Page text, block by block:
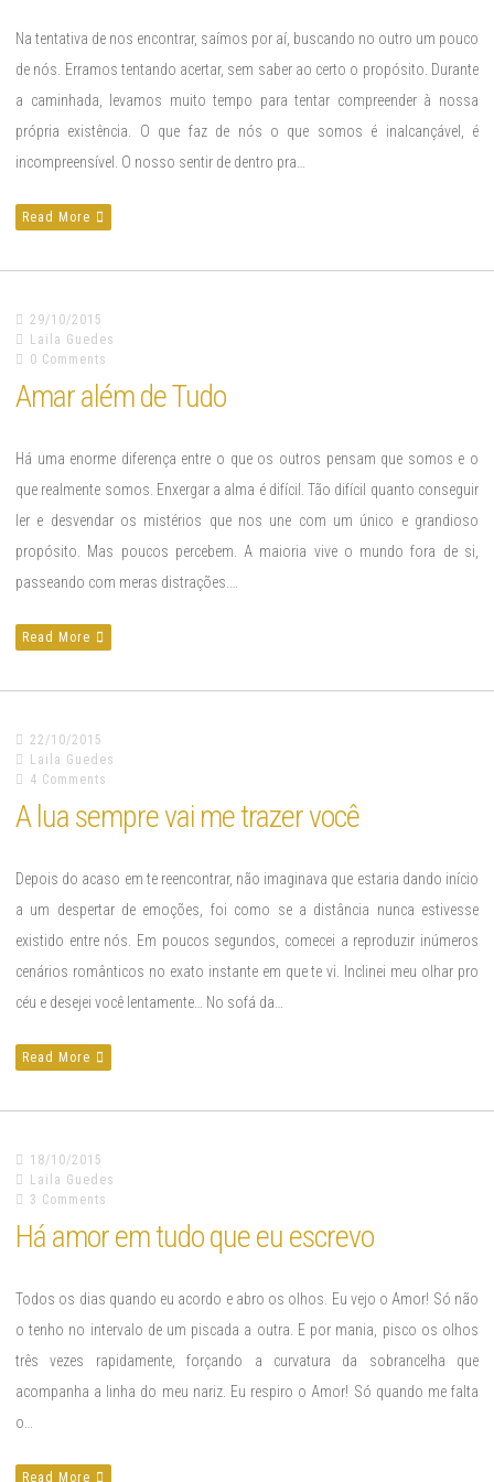
Na tentativa de nos encontrar, saímos por aí, buscando no outro um pouco
de nós. Erramos tentando acertar, sem saber ao certo o propósito. Durante
a caminhada, levamos muito tempo para tentar compreender à nossa
própria existência. O que faz de nós o que somos é inalcançável, é
incompreensível. O nosso sentir de dentro pra…
Read More
29/10/2015
Laila Guedes
0 Comments
Amar além de Tudo
Há uma enorme diferença entre o que os outros pensam que somos e o
que realmente somos. Enxergar a alma é difícil. Tão difícil quanto conseguir
ler e desvendar os mistérios que nos une com um único e grandioso
propósito. Mas poucos percebem. A maioria vive o mundo fora de si,
passeando com meras distrações.…
Read More
22/10/2015
Laila Guedes
4 Comments
A lua sempre vai me trazer você
Depois do acaso em te reencontrar, não imaginava que estaria dando início
a um despertar de emoções, foi como se a distância nunca estivesse
existido entre nós. Em poucos segundos, comecei a reproduzir inúmeros
cenários românticos no exato instante em que te vi. Inclinei meu olhar pro
céu e desejei você lentamente… No sofá da…
Read More
18/10/2015
Laila Guedes
3 Comments
Há amor em tudo que eu escrevo
Todos os dias quando eu acordo e abro os olhos. Eu vejo o Amor! Só não
o tenho no intervalo de um piscada a outra. E por mania, pisco os olhos
três vezes rapidamente, forçando a curvatura da sobrancelha que
acompanha a linha do meu nariz. Eu respiro o Amor! Só quando me falta
o…
Read More